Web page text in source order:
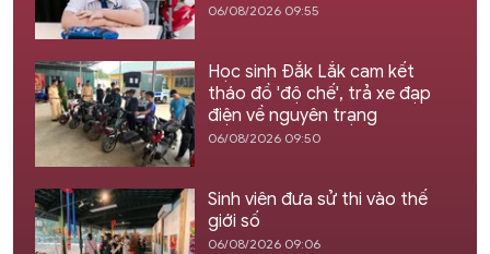
06/08/2026 09:55
Học sinh Đắk Lắk cam kết
tháo đồ 'độ chế', trả xe đạp
điện về nguyên trạng
06/08/2026 09:50
Sinh viên đưa sử thi vào thế
giới số
06/08/2026 09:06